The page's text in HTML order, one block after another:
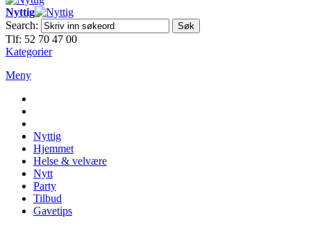
Nyttig
Search:
Søk
Tlf: 52 70 47 00
Kategorier
Meny
Nyttig
Hjemmet
Helse & velvære
Nytt
Party
Tilbud
Gavetips